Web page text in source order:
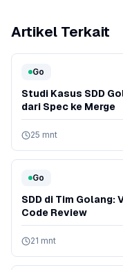
Artikel Terkait
Go
Studi Kasus SDD
dari Spec ke Merge
25 mnt
Go
SDD di Tim Golang:
Code Review
21 mnt